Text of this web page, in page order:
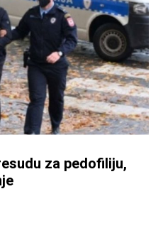
za pedofiliju,